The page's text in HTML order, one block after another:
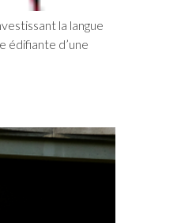
la langue
édifiante d’une